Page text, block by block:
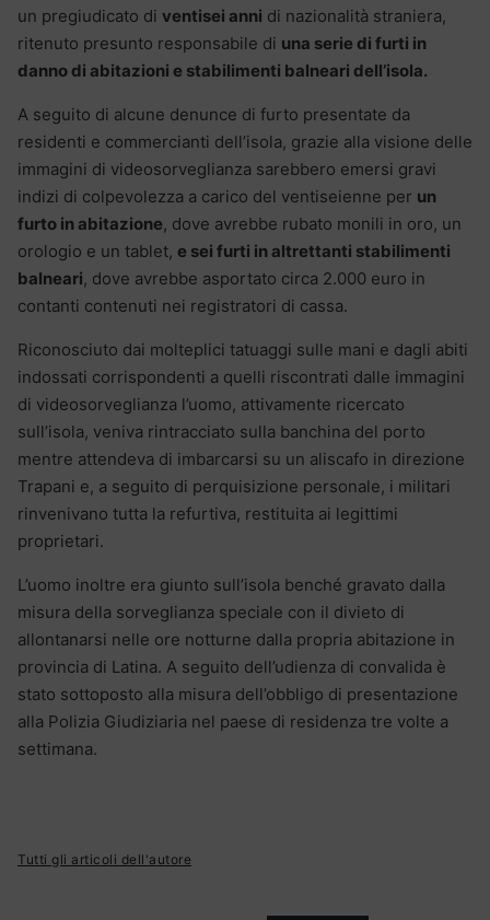
un pregiudicato di ventisei anni di nazionalità straniera,
ritenuto presunto responsabile di una serie di furti in
danno di abitazioni e stabilimenti balneari dell’isola.
A seguito di alcune denunce di furto presentate da
residenti e commercianti dell’isola, grazie alla visione delle
immagini di videosorveglianza sarebbero emersi gravi
indizi di colpevolezza a carico del ventiseienne per un
furto in abitazione, dove avrebbe rubato monili in oro, un
orologio e un tablet, e sei furti in altrettanti stabilimenti
balneari, dove avrebbe asportato circa 2.000 euro in
contanti contenuti nei registratori di cassa.
Riconosciuto dai molteplici tatuaggi sulle mani e dagli abiti
indossati corrispondenti a quelli riscontrati dalle immagini
di videosorveglianza l’uomo, attivamente ricercato
sull’isola, veniva rintracciato sulla banchina del porto
mentre attendeva di imbarcarsi su un aliscafo in direzione
Trapani e, a seguito di perquisizione personale, i militari
rinvenivano tutta la refurtiva, restituita ai legittimi
proprietari.
L’uomo inoltre era giunto sull’isola benché gravato dalla
misura della sorveglianza speciale con il divieto di
allontanarsi nelle ore notturne dalla propria abitazione in
provincia di Latina. A seguito dell’udienza di convalida è
stato sottoposto alla misura dell’obbligo di presentazione
alla Polizia Giudiziaria nel paese di residenza tre volte a
settimana.
Tutti gli articoli dell'autore